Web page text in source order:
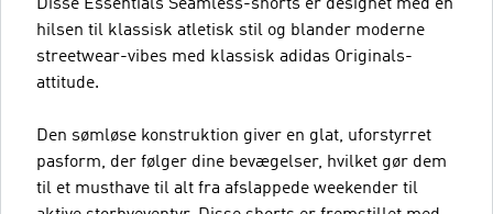
Disse Essentials Seamless-shorts er designet med en
hilsen til klassisk atletisk stil og blander moderne
streetwear-vibes med klassisk adidas Originals-
attitude.
Den sømløse konstruktion giver en glat, uforstyrret
pasform, der følger dine bevægelser, hvilket gør dem
til et musthave til alt fra afslappede weekender til